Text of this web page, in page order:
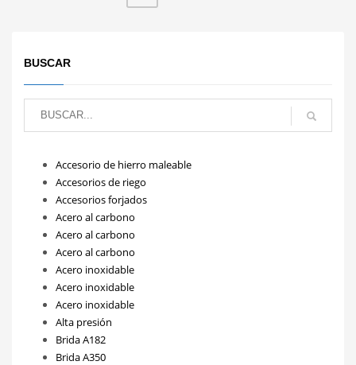
BUSCAR
Accesorio de hierro maleable
Accesorios de riego
Accesorios forjados
Acero al carbono
Acero al carbono
Acero al carbono
Acero inoxidable
Acero inoxidable
Acero inoxidable
Alta presión
Brida A182
Brida A350